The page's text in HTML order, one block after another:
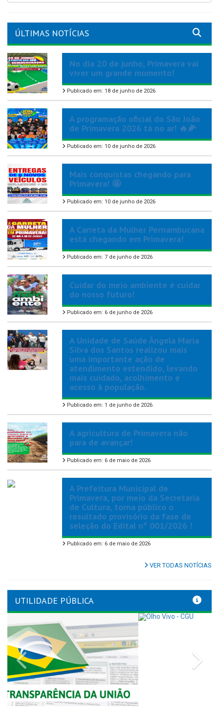
ÚLTIMAS NOTÍCIAS
No dia 20 de junho, Primavera vai
viver um grande momento!
Publicado em: 18 de junho de 2026
A programação oficial do São João
de Primavera 2026 tá no ar! 🔥🌽
Publicado em: 10 de junho de 2026
Mais conquistas chegando para
Primavera! 🤩
Publicado em: 10 de junho de 2026
A Carreta da Mulher Pernambucana
está chegando em Primavera!
Publicado em: 7 de junho de 2026
Cuidar do meio ambiente é cuidar
do nosso futuro!
Publicado em: 6 de junho de 2026
A Unidade de Saúde Ângela Maria
Silva dos Santos realizou mais
uma importante ação de
atendimento estendido, levando
mais cuidado, acolhimento e
acesso à população.
Publicado em: 1 de junho de 2026
A agricultura de Primavera não
para de avançar!
Publicado em: 6 de maio de 2026
A Prefeitura Municipal de
Primavera, por meio da Secretaria
de Cultura, torna público o
resultado provisório da fase de
seleção do Edital nº 001/2026 !
Publicado em: 6 de maio de 2026
VER TODAS NOTÍCIAS
UTILIDADE PÚBLICA
Previous
LINKS ÚTEIS
Tribunal de Contas de Pernambuco
Tome Conta